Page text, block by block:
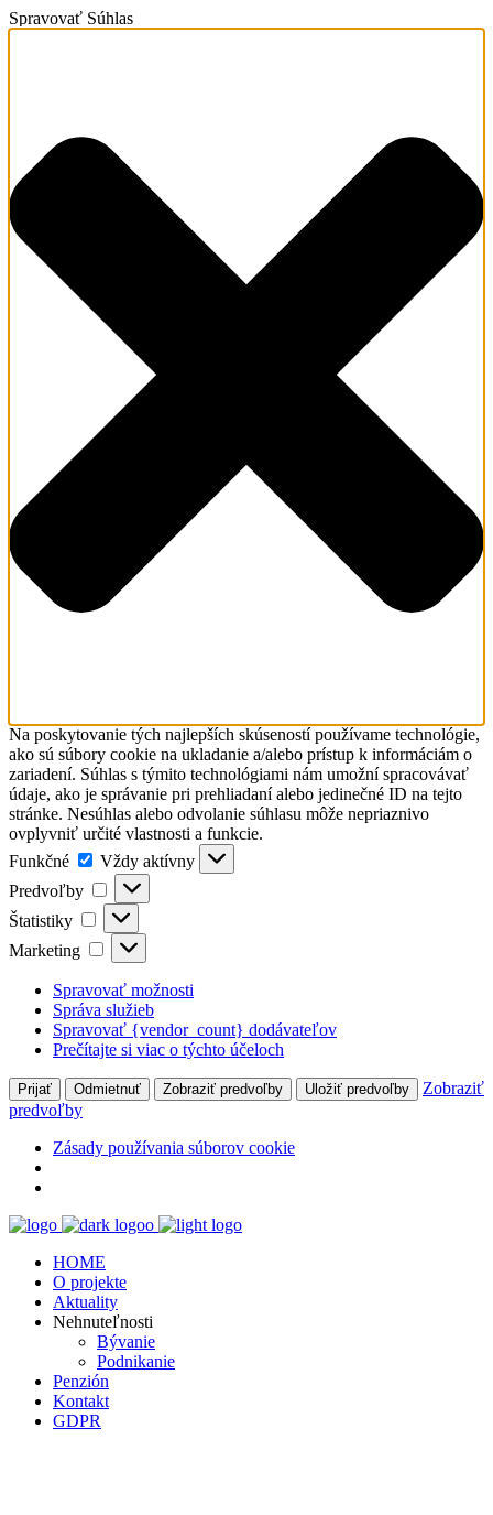
Spravovať Súhlas
Na poskytovanie tých najlepších skúseností používame technológie,
ako sú súbory cookie na ukladanie a/alebo prístup k informáciám o
zariadení. Súhlas s týmito technológiami nám umožní spracovávať
údaje, ako je správanie pri prehliadaní alebo jedinečné ID na tejto
stránke. Nesúhlas alebo odvolanie súhlasu môže nepriaznivo
ovplyvniť určité vlastnosti a funkcie.
Funkčné
Funkčné
Vždy aktívny
Predvoľby
Predvoľby
Štatistiky Štatistiky
Marketing Marketing
Spravovať možnosti
Správa služieb
Spravovať {vendor_count} dodávateľov
Prečítajte si viac o týchto účeloch
Prijať Odmietnuť Zobraziť predvoľby Uložiť predvoľby
Zobraziť
predvoľby
Zásady používania súborov cookie
HOME
O projekte
Aktuality
Nehnuteľnosti
Bývanie
Podnikanie
Penzión
Kontakt
GDPR